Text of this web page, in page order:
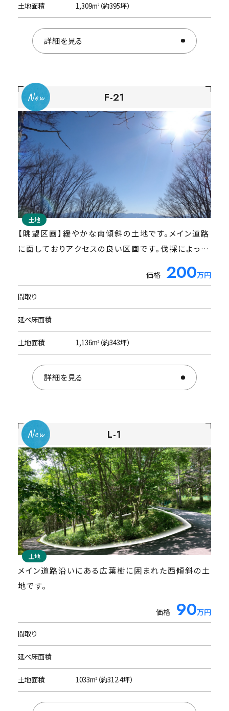
土地面積 989m2（約299.6坪）
詳細を見る
M-8
建物(中古物件)
https://www.re-sort.jp/property/a-0235a
中古物件をご希望のお客様は
株式会社リゾートメンテナンス様ページをご覧くだ
さい。
価格 600万円
間取り
延べ床面積
土地面積 1006m2（約304.8坪）
詳細を見る
R-29
建物(中古物件)
https://www.re-sort.jp/property/a-0536a
中古物件をご希望のお客様は
株式会社リゾートメンテナンス様ページをご覧くだ
さい。
価格 750万円
間取り
延べ床面積
土地面積 1,045m 2（約316.7坪）
土地面積 1,309m2 （約395坪）
詳細を見る
F-21
土地
【眺望区画】緩やかな南傾斜の土地です。メイン道路
に面しておりアクセスの良い区画です。伐採によって
価格 200万円
間取り
延べ床面積
土地面積 1,136m2 （約343坪）
詳細を見る
L-1
土地
メイン道路沿いにある広葉樹に囲まれた西傾斜の土
地です。
価格 90万円
間取り
延べ床面積
土地面積 1033m2 （約312.4坪）